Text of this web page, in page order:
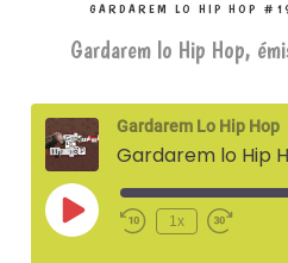
GARDAREM LO HIP HOP
Gardarem lo Hip Hop,
Gardarem Lo Hip Hop
Gardarem lo Hip
Play
Episode
1x